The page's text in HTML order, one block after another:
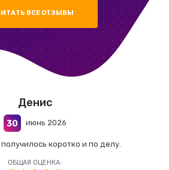
ВСЕ ОТЗЫВЫ
Денис
30 июнь 2026
коротко и по делу.
ОБЩАЯ ОЦЕНКА: